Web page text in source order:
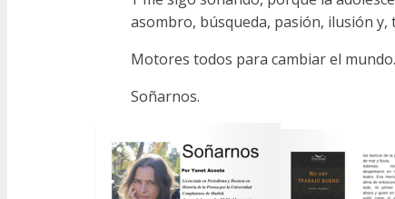
asombro, búsqueda, pasión, ilusión y,
Motores todos para cambiar el mundo.
Soñarnos.